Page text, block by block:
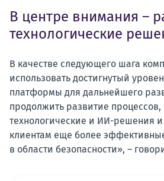
В центре внимания –
технологические
В качестве следующего шага
использовать достигнутый
платформы для дальнейшего
продолжить развитие
технологические и ИИ-решения и
клиентам еще более
в области безопасности», –